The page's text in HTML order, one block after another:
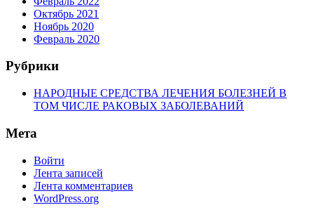
Октябрь 2021
Ноябрь 2020
Февраль 2020
Рубрики
НАРОДНЫЕ СРЕДСТВА ЛЕЧЕНИЯ БОЛЕЗНЕЙ В
ТОМ ЧИСЛЕ РАКОВЫХ ЗАБОЛЕВАНИЙ
Мета
Войти
Лента записей
Лента комментариев
WordPress.org